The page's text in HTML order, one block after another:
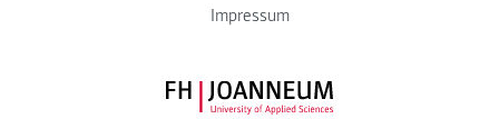
Impressum
FH JOANNEUM Logo